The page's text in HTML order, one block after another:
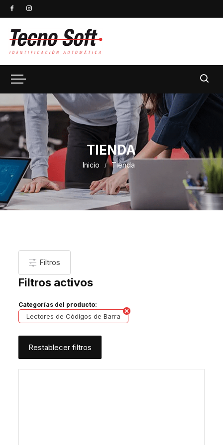
TIENDA
Inicio Tienda
Filtros
Filtros activos
Categorías del producto:
Lectores de Códigos de Barra
Restablecer filtros